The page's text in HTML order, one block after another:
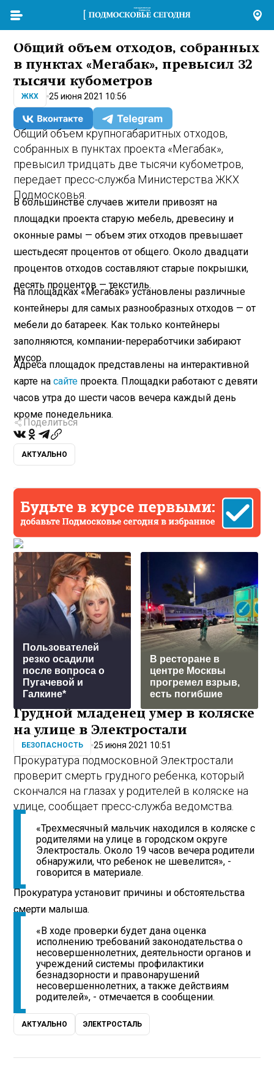
Общий объем отходов, собранных
в пунктах «Мегабак», превысил 32
тысячи кубометров
ЖКХ 25 июня 2021 10:56
Общий объем крупногабаритных отходов,
собранных в пунктах проекта «Мегабак»,
превысил тридцать две тысячи кубометров,
передает пресс-служба Министерства ЖКХ
Подмосковья.
В большинстве случаев жители привозят на
площадки проекта старую мебель, древесину и
оконные рамы — объем этих отходов превышает
шестьдесят процентов от общего. Около двадцати
процентов отходов составляют старые покрышки,
десять процентов — текстиль.
На площадках «Мегабак» установлены различные
контейнеры для самых разнообразных отходов — от
мебели до батареек. Как только контейнеры
заполняются, компании-переработчики забирают
мусор.
Адреса площадок представлены на интерактивной
карте насайте проекта. Площадки работают с девяти
часов утра до шести часов вечера каждый день
кроме понедельника.
Поделиться
АКТУАЛЬНО
Пользователей
резко осадили
после вопроса о
Пугачевой и
Галкине*
В ресторане в
центре Москвы
прогремел взрыв,
есть погибшие
Грудной младенец умер в коляске
на улице в Электростали
БЕЗОПАСНОСТЬ 25 июня 2021 10:51
Прокуратура подмосковной Электростали
проверит смерть грудного ребенка, который
скончался на глазах у родителей в коляске на
улице, сообщает пресс-служба ведомства.
«Трехмесячный мальчик находился в коляске с
родителями на улице в городском округе
Электросталь. Около 19 часов вечера родители
обнаружили, что ребенок не шевелится», -
говорится в материале.
Прокуратура установит причины и обстоятельства
смерти малыша.
«В ходе проверки будет дана оценка
исполнению требований законодательства о
несовершеннолетних, деятельности органов и
учреждений системы профилактики
безнадзорности и правонарушений
несовершеннолетних, а также действиям
родителей», - отмечается в сообщении.
АКТУАЛЬНО ЭЛЕКТРОСТАЛЬ